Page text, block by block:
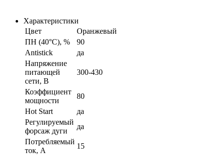
Характеристики
Цвет
Оранжевый
ПН (40°C), %
90
Antistick
да
Напряжение
питающей
сети, В
300-430
Коэффициент
мощности
80
Hot Start
да
Регулируемый
форсаж дуги
да
Потребляемый
ток, А
15